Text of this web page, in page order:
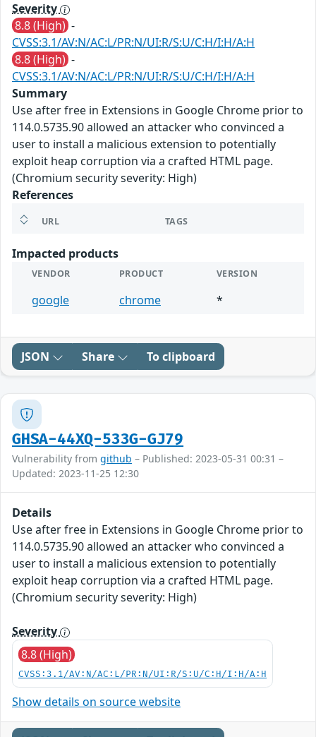
Severity
8.8 (High) -
CVSS:3.1/AV:N/AC:L/PR:N/UI:R/S:U/C:H/I:H/A:H
8.8 (High) -
CVSS:3.1/AV:N/AC:L/PR:N/UI:R/S:U/C:H/I:H/A:H
Summary
Use after free in Extensions in Google Chrome prior to
114.0.5735.90 allowed an attacker who convinced a
user to install a malicious extension to potentially
exploit heap corruption via a crafted HTML page.
(Chromium security severity: High)
References
URL TAGS
Impacted products
VENDOR PRODUCT VERSION
google chrome *
JSON Share To clipboard
GHSA-44XQ-533G-GJ79
Vulnerability from github – Published: 2023-05-31 00:31 –
Updated: 2023-11-25 12:30
Details
Use after free in Extensions in Google Chrome prior to
114.0.5735.90 allowed an attacker who convinced a
user to install a malicious extension to potentially
exploit heap corruption via a crafted HTML page.
(Chromium security severity: High)
Severity
8.8 (High)
CVSS:3.1/AV:N/AC:L/PR:N/UI:R/S:U/C:H/I:H/A:H
Show details on source website